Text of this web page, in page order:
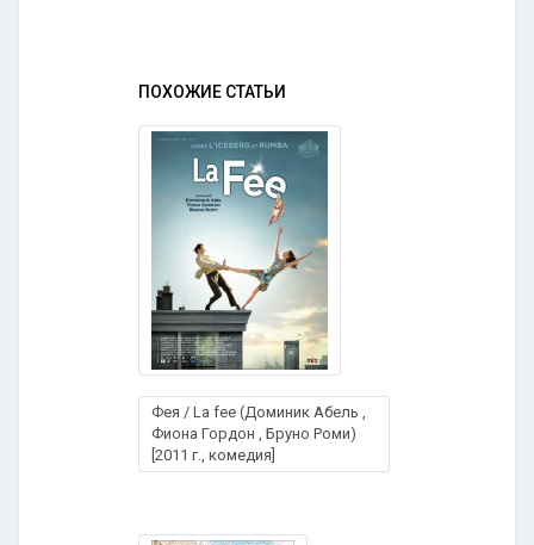
ПОХОЖИЕ СТАТЬИ
Фея / La fee (Доминик Абель ,
Фиона Гордон , Бруно Роми)
[2011 г., комедия]